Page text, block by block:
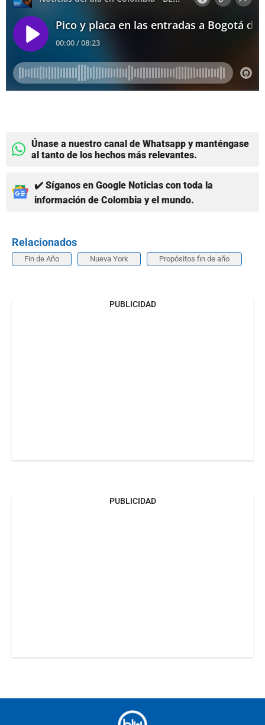
Únase a nuestro canal de Whatsapp y manténgase
al tanto de los hechos más relevantes.
✔️ Síganos en Google Noticias con toda la
información de Colombia y el mundo.
Relacionados
Fin de Año Nueva York Propósitos fin de año
PUBLICIDAD
PUBLICIDAD